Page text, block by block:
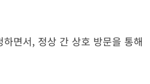
면서, 정상 간 상호 방문을 통해